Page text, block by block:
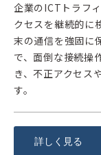
企業のICTトラフ
クセスを継続的に
末の通信を強固に
で、面倒な接続操
き、不正アクセス
す。
詳しく見る